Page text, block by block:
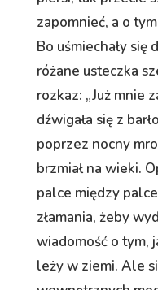
zapomnieć, a o
Bo uśmiechały
różane usteczka
rozkaz: „Już mnie
dźwigała się z
poprzez nocny
brzmiał na wieki.
palce między
złamania, żeby
wiadomość o tym,
leży w ziemi. Ale